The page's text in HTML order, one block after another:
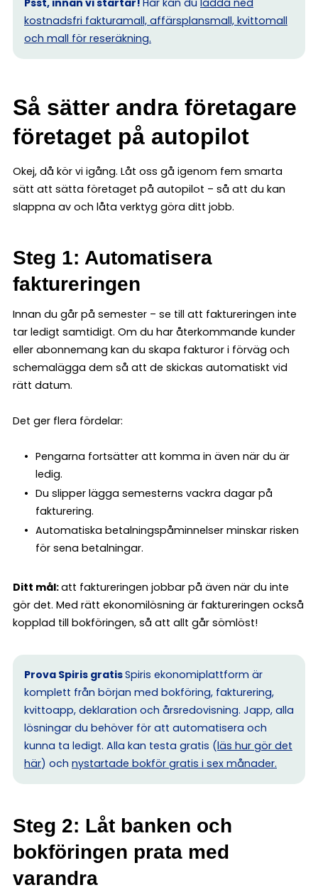
kostnadsfri fakturamall, affärsplansmall, kvittomall
och mall för reseräkning.
Så sätter andra företagare
företaget på autopilot
Okej, då kör vi igång. Låt oss gå igenom fem smarta
sätt att sätta företaget på autopilot – så att du kan
slappna av och låta verktyg göra ditt jobb.
Steg 1: Automatisera
faktureringen
Innan du går på semester – se till att faktureringen inte
tar ledigt samtidigt. Om du har återkommande kunder
eller abonnemang kan du skapa fakturor i förväg och
schemalägga dem så att de skickas automatiskt vid
rätt datum.
Det ger flera fördelar:
Pengarna fortsätter att komma in även när du är
ledig.
Du slipper lägga semesterns vackra dagar på
fakturering.
Automatiska betalningspåminnelser minskar risken
för sena betalningar.
Ditt mål:att faktureringen jobbar på även när du inte
gör det. Med rätt ekonomilösning är faktureringen också
kopplad till bokföringen, så att allt går sömlöst!
Prova Spiris gratisSpiris ekonomiplattform är
komplett från början med bokföring, fakturering,
kvittoapp, deklaration och årsredovisning. Japp, alla
lösningar du behöver för att automatisera och
kunna ta ledigt. Alla kan testa gratis (läs hur gör det
här) och nystartade bokför gratis i sex månader.
Steg 2: Låt banken och
bokföringen prata med
varandra